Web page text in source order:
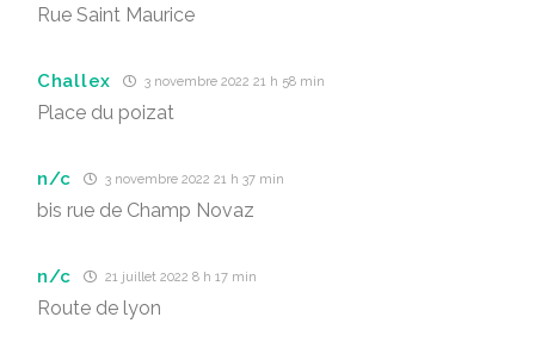
Rue Saint Maurice
Challex 3 novembre 2022 21 h 58 min
Place du poizat
n/c 3 novembre 2022 21 h 37 min
bis rue de Champ Novaz
n/c 21 juillet 2022 8 h 17 min
Route de lyon